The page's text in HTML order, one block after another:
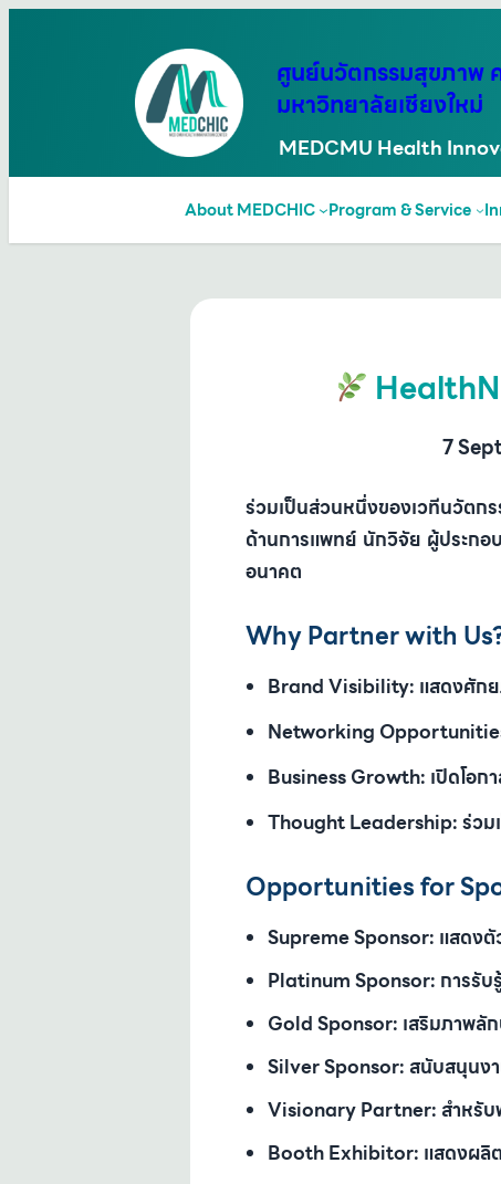
ศูนย์นวัตกรรมสุขภาพ
มหาวิทยาลัยเชียงใหม่
MEDCMU Health
About MEDCHIC Program & Service
7
ร่วมเป็นส่วนหนึ่งของเวทีนวัตกร
ด้านการแพทย์ นักวิจัย ผู้ประกอ
อนาคต
Why Partner with
Brand Visibility: แสดงศัก
Networking
Business Growth: เปิดโอ
Thought Leadership:ร่วม
Opportunities for
Supreme Sponsor: แสดงตั
Platinum Sponsor: การรับ
Gold Sponsor: เสริมภาพลั
Silver Sponsor: สนับสนุนง
Visionary Partner: สำหรั
Booth Exhibitor: แสดงผลิ